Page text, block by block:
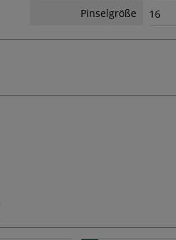
Pinselgröße 16